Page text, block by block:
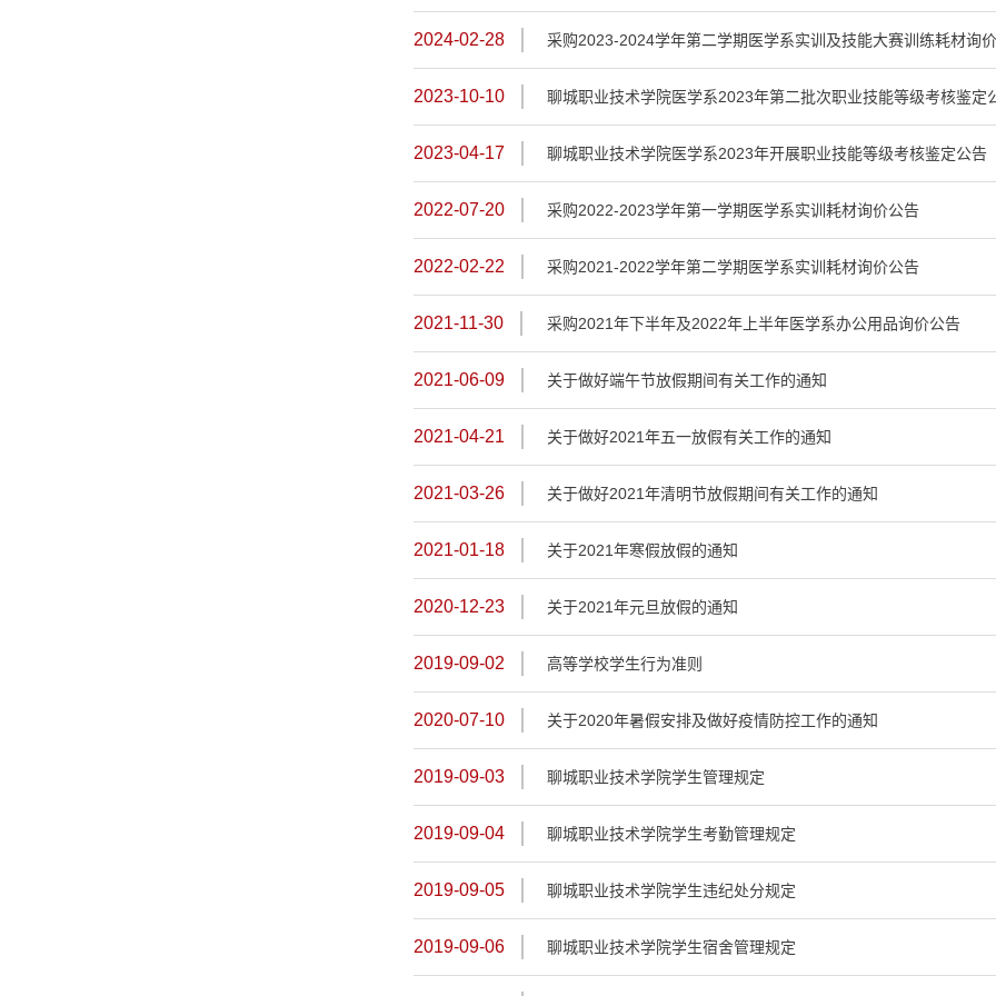
2024-02-28 采购2023-2024学年第二学期医学系实训及技能大赛训练耗材询
2023-10-10 聊城职业技术学院医学系2023年第二批次职业技能等级考核鉴定
2023-04-17 聊城职业技术学院医学系2023年开展职业技能等级考核鉴定公告
2022-07-20 采购2022-2023学年第一学期医学系实训耗材询价公告
2022-02-22 采购2021-2022学年第二学期医学系实训耗材询价公告
2021-11-30 采购2021年下半年及2022年上半年医学系办公用品询价公告
2021-06-09 关于做好端午节放假期间有关工作的通知
2021-04-21 关于做好2021年五一放假有关工作的通知
2021-03-26 关于做好2021年清明节放假期间有关工作的通知
2021-01-18 关于2021年寒假放假的通知
2020-12-23 关于2021年元旦放假的通知
2019-09-02 高等学校学生行为准则
2020-07-10 关于2020年暑假安排及做好疫情防控工作的通知
2019-09-03 聊城职业技术学院学生管理规定
2019-09-04 聊城职业技术学院学生考勤管理规定
2019-09-05 聊城职业技术学院学生违纪处分规定
2019-09-06 聊城职业技术学院学生宿舍管理规定